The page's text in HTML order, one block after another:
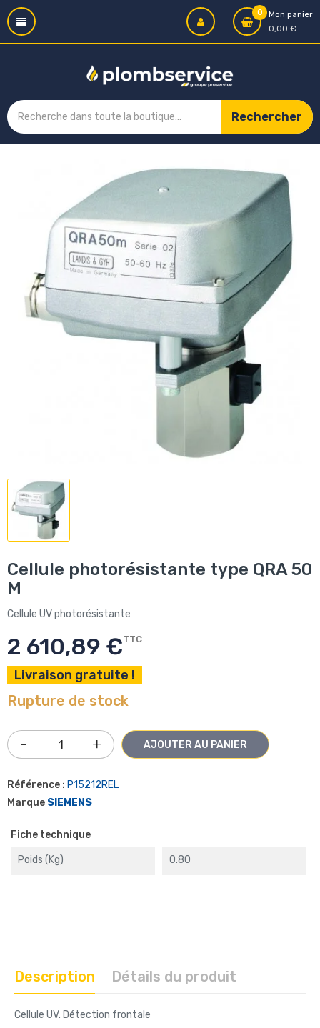
0
Mon panier
0,00 €
Rechercher
Cellule photorésistante type QRA 50
M
Cellule UV photorésistante
2 610,89 €TTC
Livraison gratuite !
Rupture de stock
AJOUTER AU PANIER
Référence : P15212REL
Marque SIEMENS
Fiche technique
Poids (kg) 0.80
Description Détails du produit
Cellule UV. Détection frontale